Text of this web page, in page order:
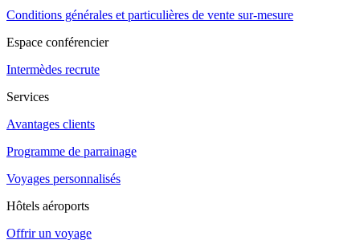
Conditions générales et particulières de vente sur-mesure
Espace conférencier
Intermèdes recrute
Services
Avantages clients
Programme de parrainage
Voyages personnalisés
Hôtels aéroports
Offrir un voyage